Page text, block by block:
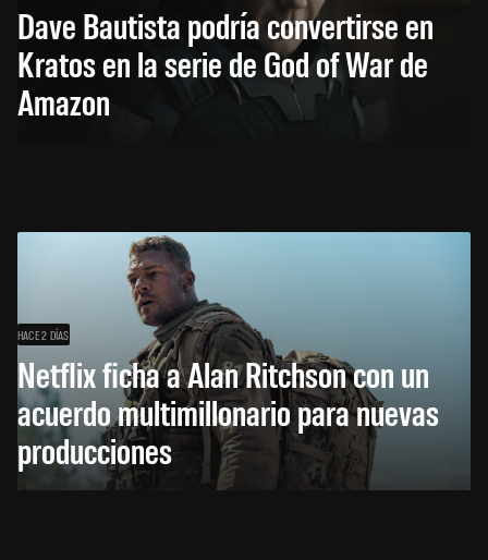
Dave Bautista podría convertirse en
Kratos en la serie de God of War de
Amazon
HACE 2 DÍAS
Netflix ficha a Alan Ritchson con un
acuerdo multimillonario para nuevas
producciones